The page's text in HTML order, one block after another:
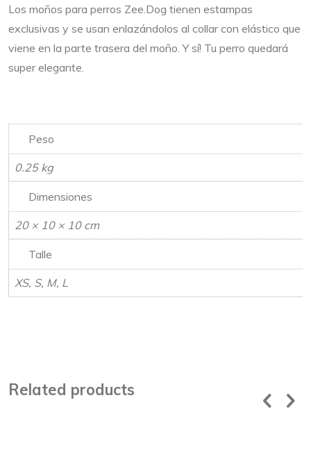
Los moños para perros Zee.Dog tienen estampas
exclusivas y se usan enlazándolos al collar con elástico que
viene en la parte trasera del moño. Y sí! Tu perro quedará
super elegante.
Peso
0.25 kg
Dimensiones
20 × 10 × 10 cm
Talle
XS, S, M, L
Related products